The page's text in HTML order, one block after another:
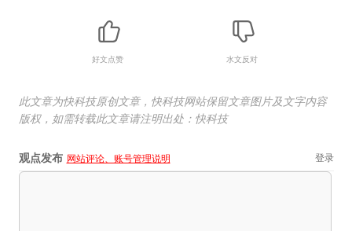
好文点赞 水文反对
此文章为快科技原创文章，快科技网站保留文章图片及文字内容
版权，如需转载此文章请注明出处：快科技
观点发布 网站评论、账号管理说明 登录